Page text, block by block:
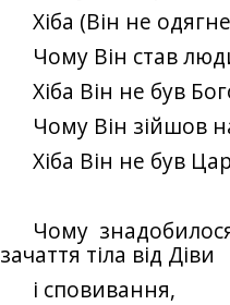
Хіба (Він не
Чому Він став
Хіба Він не був
Чому Він зійшов
Хіба Він не був
Чому
зачаття тіла від Діви
і сповивання,